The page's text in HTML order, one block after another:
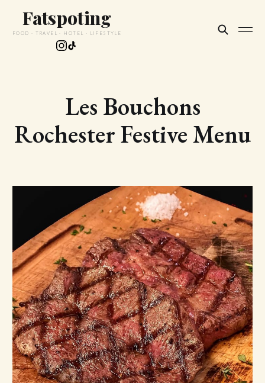
Fatspoting
FOOD · TRAVEL · HOTEL · LIFESTYLE
Les Bouchons
Rochester Festive Menu